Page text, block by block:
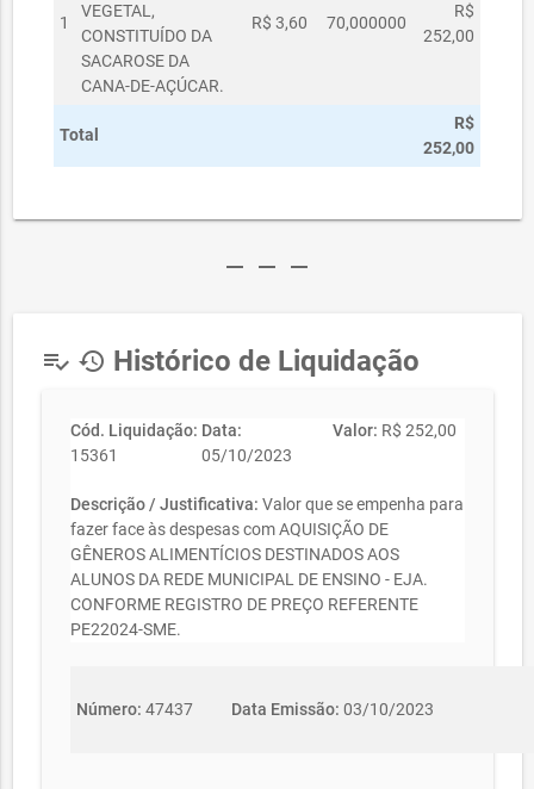
1
VEGETAL,
CONSTITUÍDO DA
SACAROSE DA
CANA-DE-AÇÚCAR.
R$ 3,60 70,000000
R$
252,00
Total
R$
252,00
remove remove remove
playlist_add_check history Histórico de Liquidação
Cód. Liquidação:
15361
Data:
05/10/2023
Valor: R$ 252,00
Descrição / Justificativa: Valor que se empenha para
fazer face às despesas com AQUISIÇÃO DE
GÊNEROS ALIMENTÍCIOS DESTINADOS AOS
ALUNOS DA REDE MUNICIPAL DE ENSINO - EJA.
CONFORME REGISTRO DE PREÇO REFERENTE
PE22024-SME.
Número: 47437 Data Emissão: 03/10/2023